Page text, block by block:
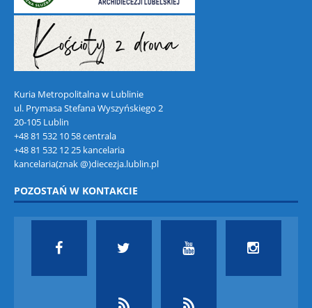
Kuria Metropolitalna w Lublinie
ul. Prymasa Stefana Wyszyńskiego 2
20-105 Lublin
+48 81 532 10 58 centrala
+48 81 532 12 25 kancelaria
kancelaria(znak @)diecezja.lublin.pl
POZOSTAŃ W KONTAKCIE